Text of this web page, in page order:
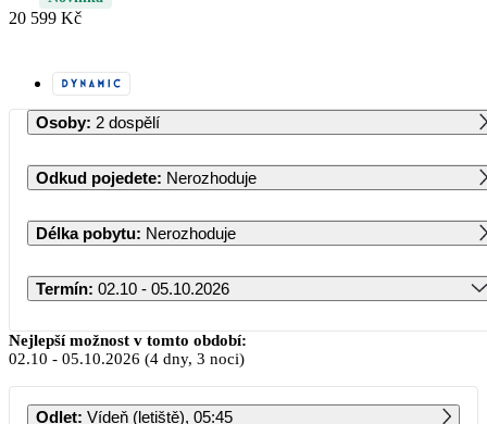
20 599 Kč
Osoby: 2 dospělí
Odkud pojedete: Nerozhoduje
Délka pobytu: Nerozhoduje
Termín: 02.10 - 05.10.2026
Říjen 2026
PO ÚT ST ČT PÁ SO NE
Nejlepší možnost v tomto období:
02.10 - 05.10.2026 (4 dny, 3 noci)
Odlet: Vídeň (letiště), 05:45